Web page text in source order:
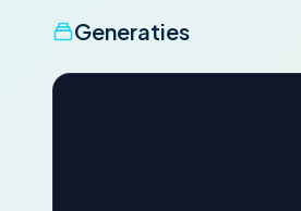
Generaties